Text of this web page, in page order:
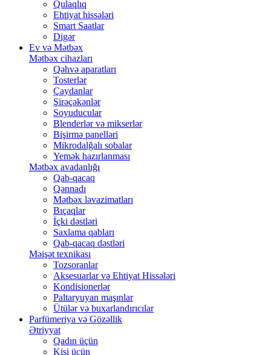
Qulaqlıq
Ehtiyat hissələri
Smart Saatlar
Digər
Ev və Mətbəx
Mətbəx cihazları
Qəhvə aparatları
Tosterlər
Çaydanlar
Şirəçəkənlər
Soyuducular
Blenderlər və mikserlər
Bişirmə panelləri
Mikrodalğalı sobalar
Yemək hazırlanması
Mətbəx avadanlığı
Qab-qacaq
Qənnadı
Mətbəx ləvazimatları
Bıçaqlar
İçki dəstləri
Saxlama qabları
Qab-qacaq dəstləri
Məişət texnikası
Tozsoranlar
Aksesuarlar və Ehtiyat Hissələri
Kondisionerlər
Paltaryuyan maşınlar
Ütülər və buxarlandırıcılar
Parfümeriya və Gözəllik
Ətriyyat
Qadın üçün
Kişi üçün